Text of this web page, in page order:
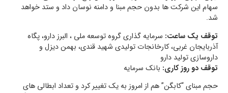
سهام این شرکت ها بدون حجم مبنا و دامنه نوسان داد و ستد خواهد
شد.
توقف یک ساعت: سرمایه گذاری گروه توسعه ملی ، البرز دارو، پگاه‌
آذربایجان‌ غربی‌، کارخانجات تولیدی شهید قندی، بهمن دیزل و
داروسازی تولید دارو
توقف دو روز کاری: بانک سرمایه
حجم مبنای “کابگن” هم از امروز به یک تغییر کرد و تعداد ابطالی های